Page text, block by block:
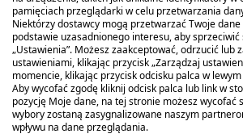
składników leku,
w ciężkiej niewydolności nerek i
w przypadku choroby
(lub) dwunastnicy; perforacji
w ciężkiej niewydolności serca,
pamięciach przeglądarki w celu przetwarzania
Niektórzy dostawcy mogą przetwarzać Twoje dane
podstawie uzasadnionego interesu, aby
„Ustawienia”. Możesz zaakceptować, odrzucić lub
ustawieniami, klikając przycisk „Zarządzaj
momencie, klikając przycisk odcisku palca w
Aby wycofać zgodę kliknij odcisk palca lub link w
pozycję Moje dane, na tej stronie możesz wycofać
wybory zostaną zasygnalizowane naszym
wpływu na dane przeglądania.